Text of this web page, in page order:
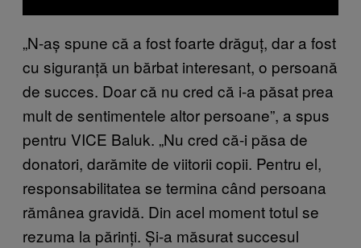
„N-aș spune că a fost foarte drăguț, dar a fost
cu siguranță un bărbat interesant, o persoană
de succes. Doar că nu cred că i-a păsat prea
mult de sentimentele altor persoane”, a spus
pentru VICE Baluk. „Nu cred că-i păsa de
donatori, darămite de viitorii copii. Pentru el,
responsabilitatea se termina când persoana
rămânea gravidă. Din acel moment totul se
rezuma la părinți. Și-a măsurat succesul